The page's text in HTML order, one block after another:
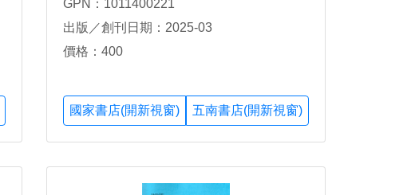
GPN：1011400221
出版／創刊日期：2025-03
價格：400
國家書店(開新視窗) 五南書店(開新視窗)